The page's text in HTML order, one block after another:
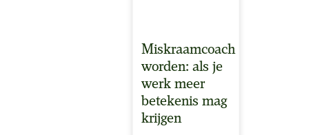
Miskraamcoach
worden: als je
werk meer
betekenis mag
krijgen